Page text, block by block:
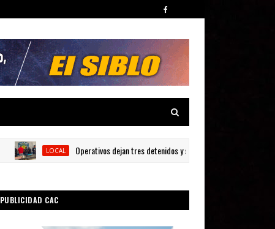
LOCAL Operativos dejan tres detenidos y siete armas ocupadas en Barahona
PUBLICIDAD CAC